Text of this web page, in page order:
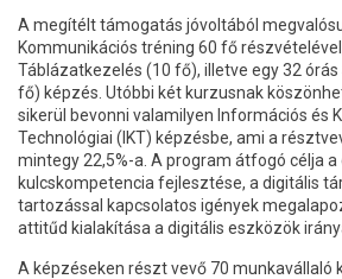
A megítélt támogatás jóvoltából
Kommunikációs tréning 60 fő
Táblázatkezelés (10 fő), illetve egy 32
fő) képzés. Utóbbi két kurzusnak
sikerül bevonni valamilyen Információs és
Technológiai (IKT) képzésbe, ami a
mintegy 22,5%-a. A program átfogó célja a
kulcskompetencia fejlesztése, a digitális
tartozással kapcsolatos igények
attitűd kialakítása a digitális eszközök
A képzéseken részt vevő 70 munkavállaló